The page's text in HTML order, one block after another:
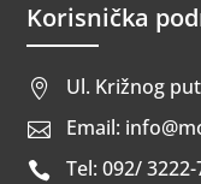
Korisnička
 Ul. Križnog
 Email:
 Tel: 092/